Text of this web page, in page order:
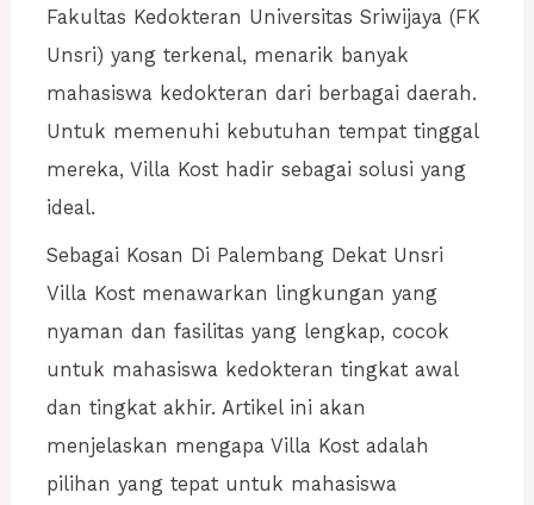
Fakultas Kedokteran Universitas Sriwijaya (FK
Unsri) yang terkenal, menarik banyak
mahasiswa kedokteran dari berbagai daerah.
Untuk memenuhi kebutuhan tempat tinggal
mereka, Villa Kost hadir sebagai solusi yang
ideal.
Sebagai Kosan Di Palembang Dekat Unsri
Villa Kost menawarkan lingkungan yang
nyaman dan fasilitas yang lengkap, cocok
untuk mahasiswa kedokteran tingkat awal
dan tingkat akhir. Artikel ini akan
menjelaskan mengapa Villa Kost adalah
pilihan yang tepat untuk mahasiswa